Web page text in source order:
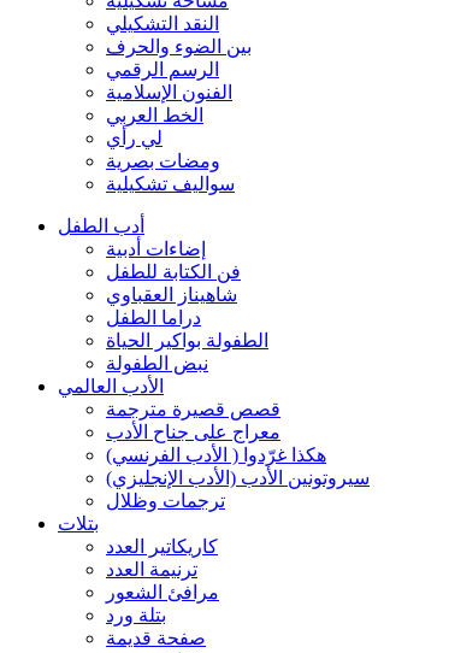
النقد التشكيلي
بين الضوء والحرف
الرسم الرقمي
الفنون الإسلامية
الخط العربي
لي رأي
ومضات بصرية
سواليف تشكيلية
أدب الطفل
إضاءات أدبية
فن الكتابة للطفل
شاهيناز العقباوي
دراما الطفل
الطفولة بواكير الحياة
نبض الطفولة
الأدب العالمي
قصص قصيرة مترجمة
معراج على جناح الأدب
هكذا غرّدوا ( الأدب الفرنسي)
سيروتونين الأدب (الأدب الإنجليزي)
ترجمات وظلال
بتلات
كاريكاتير العدد
ترنيمة العدد
مرافئ الشعور
بتلة ورد
صفحة قديمة